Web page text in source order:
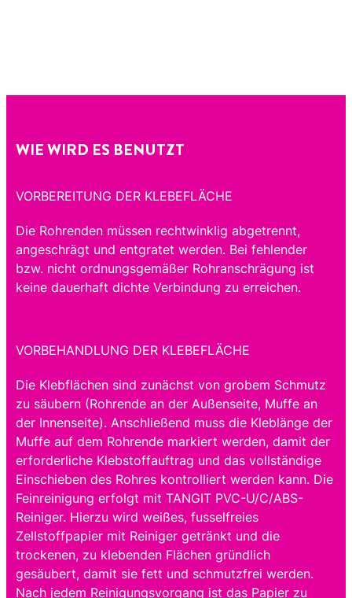
WIE WIRD ES BENUTZT
VORBEREITUNG DER KLEBEFLÄCHE
Die Rohrenden müssen rechtwinklig abgetrennt,
angeschrägt und entgratet werden. Bei fehlender
bzw. nicht ordnungsgemäßer Rohranschrägung ist
keine dauerhaft dichte Verbindung zu erreichen.
VORBEHANDLUNG DER KLEBEFLÄCHE
Die Klebflächen sind zunächst von grobem Schmutz
zu säubern (Rohrende an der Außenseite, Muffe an
der Innenseite). Anschließend muss die Kleblänge der
Muffe auf dem Rohrende markiert werden, damit der
erforderliche Klebstoffauftrag und das vollständige
Einschieben des Rohres kontrolliert werden kann. Die
Feinreinigung erfolgt mit TANGIT PVC-U/C/ABS-
Reiniger. Hierzu wird weißes, fusselfreies
Zellstoffpapier mit Reiniger getränkt und die
trockenen, zu klebenden Flächen gründlich
gesäubert, damit sie fett und schmutzfrei werden.
Nach jedem Reinigungsvorgang ist das Papier zu